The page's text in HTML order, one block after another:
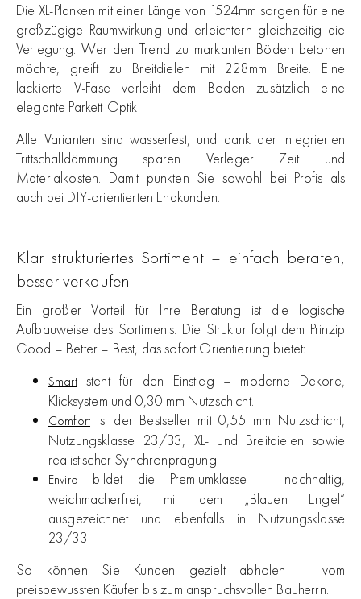
Die XL-Planken mit einer Länge von 1524mm sorgen für eine
großzügige Raumwirkung und erleichtern gleichzeitig die
Verlegung. Wer den Trend zu markanten Böden betonen
möchte, greift zu Breitdielen mit 228mm Breite. Eine
lackierte V-Fase verleiht dem Boden zusätzlich eine
elegante Parkett-Optik.
Alle Varianten sind wasserfest, und dank der integrierten
Trittschalldämmung sparen Verleger Zeit und
Materialkosten. Damit punkten Sie sowohl bei Profis als
auch bei DIY-orientierten Endkunden.
Klar strukturiertes Sortiment – einfach beraten,
besser verkaufen
Ein großer Vorteil für Ihre Beratung ist die logische
Aufbauweise des Sortiments. Die Struktur folgt dem Prinzip
Good – Better – Best, das sofort Orientierung bietet:
Smartsteht für den Einstieg – moderne Dekore,
Klicksystem und 0,30 mm Nutzschicht.
Comfort ist der Bestseller mit 0,55 mm Nutzschicht,
Nutzungsklasse 23/33, XL- und Breitdielen sowie
realistischer Synchronprägung.
Enviro bildet die Premiumklasse – nachhaltig,
weichmacherfrei, mit dem „Blauen Engel“
ausgezeichnet und ebenfalls in Nutzungsklasse
23/33.
So können Sie Kunden gezielt abholen – vom
preisbewussten Käufer bis zum anspruchsvollen Bauherrn.